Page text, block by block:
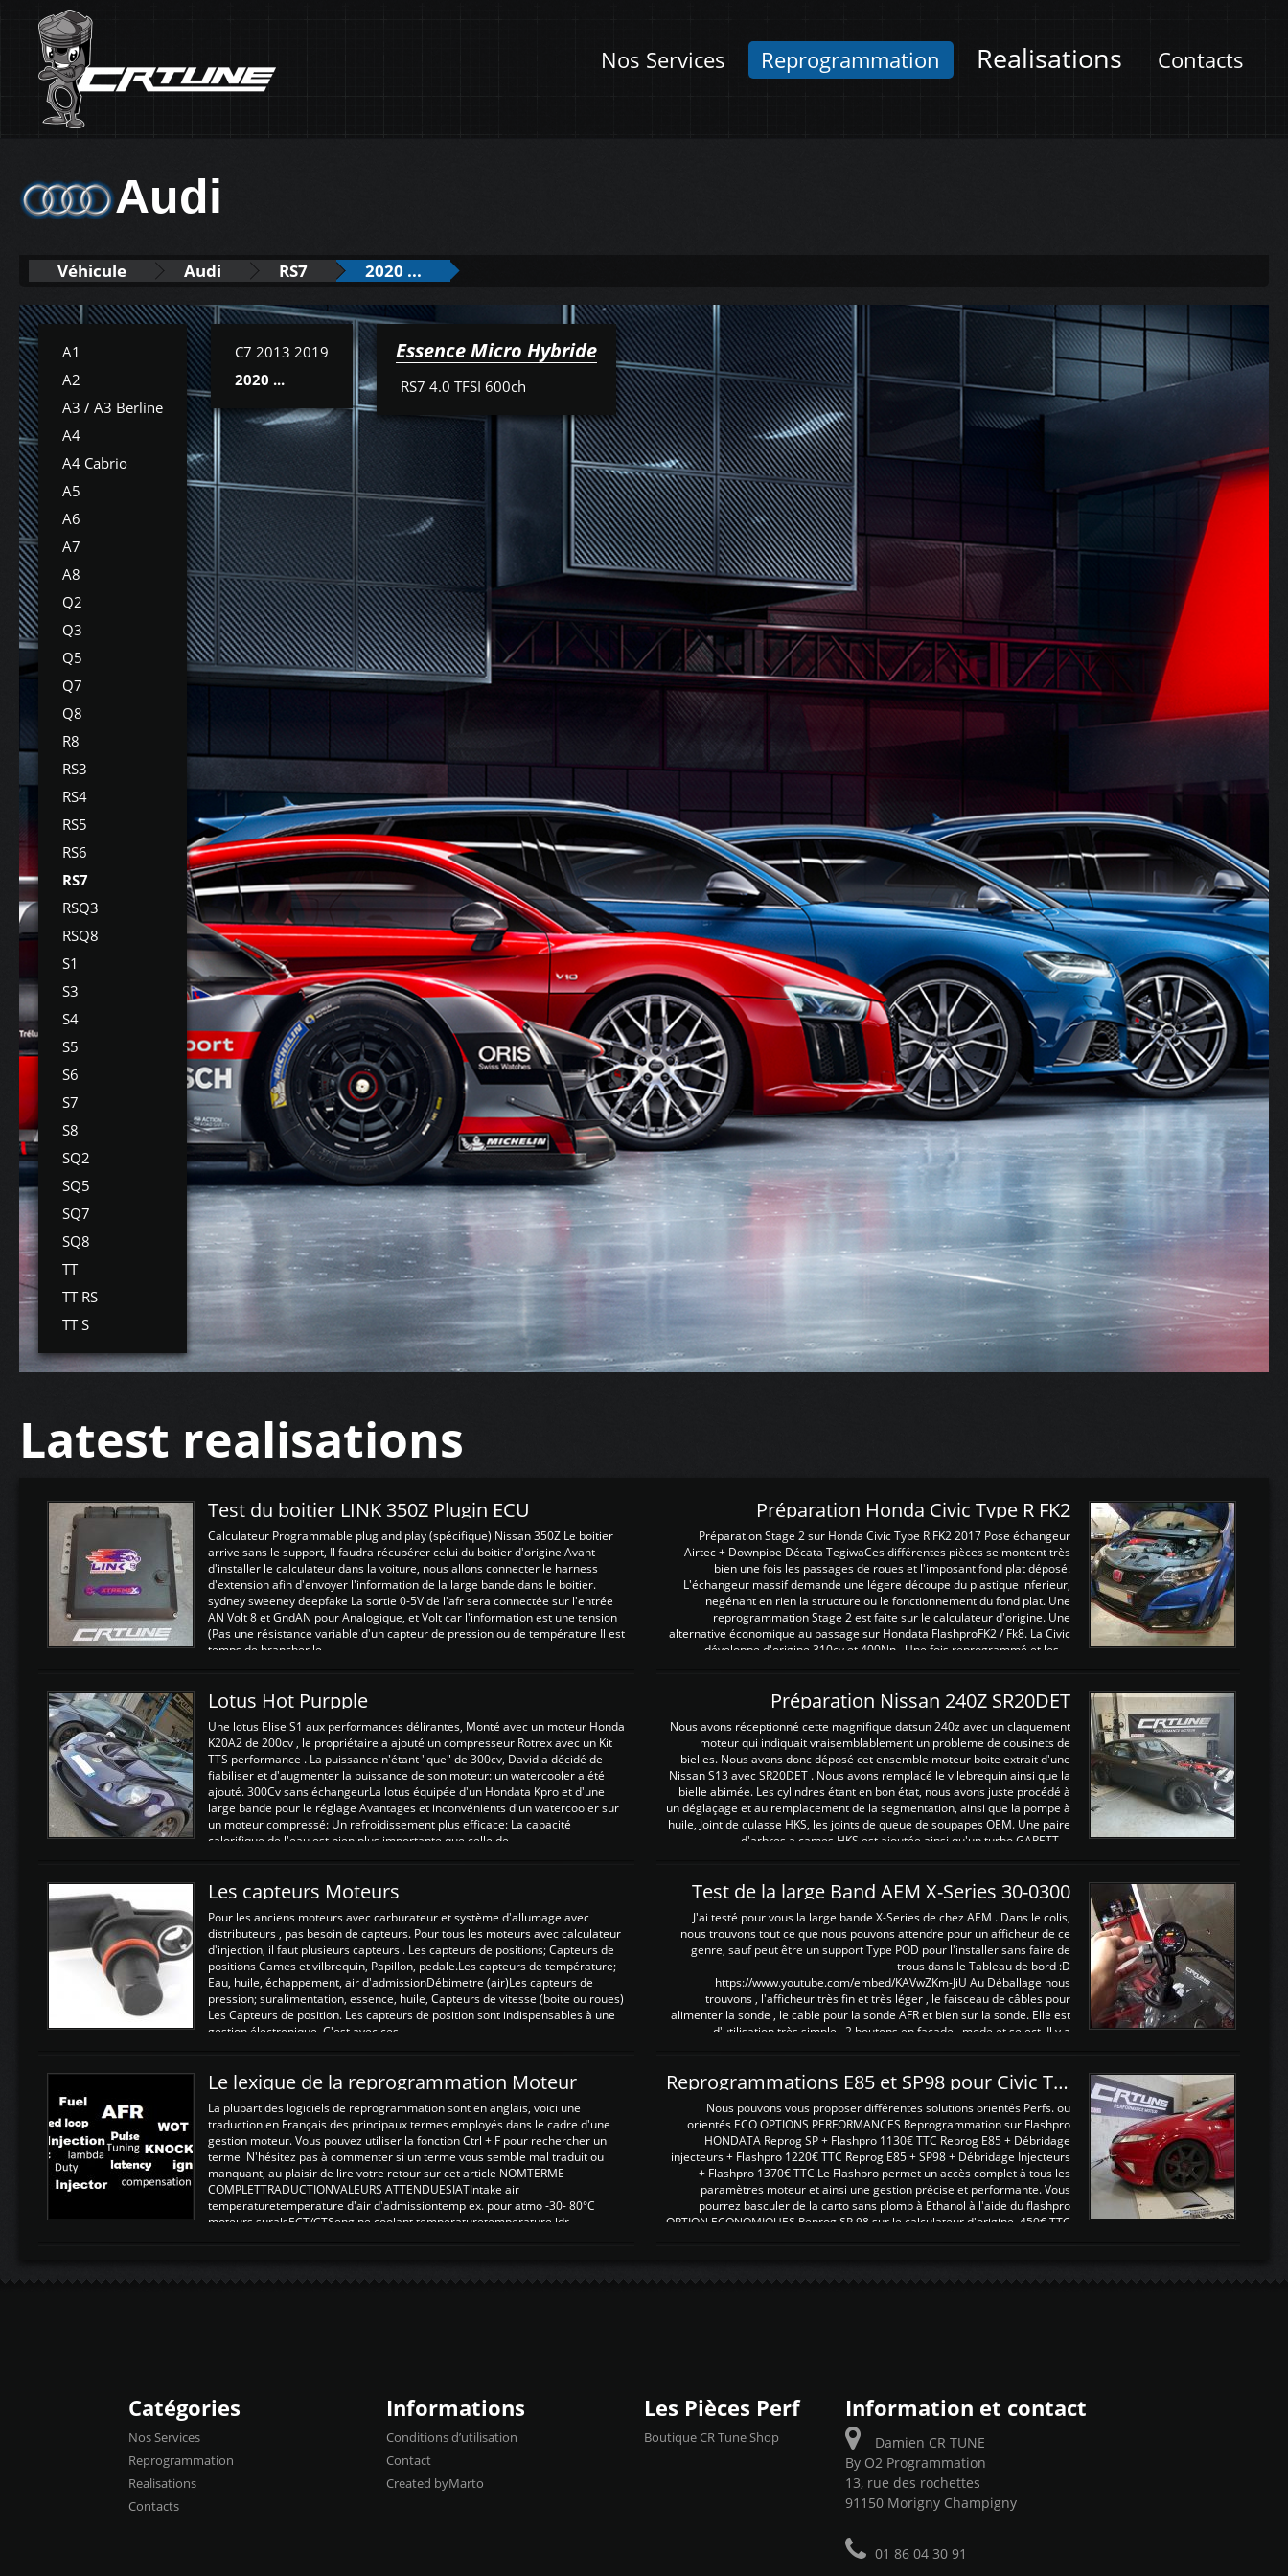
Nos Services Reprogrammation Realisations Contacts
Audi
Véhicule Audi RS7 2020 ...
A1
A2
A3 / A3 Berline
A4
A4 Cabrio
A5
A6
A7
A8
Q2
Q3
Q5
Q7
Q8
R8
RS3
RS4
RS5
RS6
RS7
RSQ3
RSQ8
S1
S3
S4
S5
S6
S7
S8
SQ2
SQ5
SQ7
SQ8
TT
TT RS
TT S
C7 2013 2019
2020 ...
Essence Micro Hybride
RS7 4.0 TFSI 600ch
Latest realisations
Test du boitier LINK 350Z Plugin ECU
Calculateur Programmable plug and play (spécifique) Nissan 350Z Le boitier
arrive sans le support, Il faudra récupérer celui du boitier d'origine Avant
d'installer le calculateur dans la voiture, nous allons connecter le harness
d'extension afin d'envoyer l'information de la large bande dans le boitier.
sydney sweeney deepfake La sortie 0-5V de l'afr sera connectée sur l'entrée
AN Volt 8 et GndAN pour Analogique, et Volt car l'information est une tension
(Pas une résistance variable d'un capteur de pression ou de température Il est
temps de brancher le ...
Préparation Honda Civic Type R FK2
Préparation Stage 2 sur Honda Civic Type R FK2 2017 Pose échangeur
Airtec + Downpipe Décata TegiwaCes différentes pièces se montent très
bien une fois les passages de roues et l'imposant fond plat déposé.
L'échangeur massif demande une légere découpe du plastique inferieur,
negénant en rien la structure ou le fonctionnement du fond plat. Une
reprogrammation Stage 2 est faite sur le calculateur d'origine. Une
alternative économique au passage sur Hondata FlashproFK2 / Fk8. La Civic
développe d'origine 310cv et 400Nn , Une fois reprogrammé et les ...
Lotus Hot Purpple
Une lotus Elise S1 aux performances délirantes, Monté avec un moteur Honda
K20A2 de 200cv , le propriétaire a ajouté un compresseur Rotrex avec un Kit
TTS performance . La puissance n'étant "que" de 300cv, David a décidé de
fiabiliser et d'augmenter la puissance de son moteur: un watercooler a été
ajouté. 300Cv sans échangeurLa lotus équipée d'un Hondata Kpro et d'une
large bande pour le réglage Avantages et inconvénients d'un watercooler sur
un moteur compressé: Un refroidissement plus efficace: La capacité
calorifique de l'eau est bien plus importante que celle de ...
Préparation Nissan 240Z SR20DET
Nous avons réceptionné cette magnifique datsun 240z avec un claquement
moteur qui indiquait vraisemblablement un probleme de cousinets de
bielles. Nous avons donc déposé cet ensemble moteur boite extrait d'une
Nissan S13 avec SR20DET . Nous avons remplacé le vilebrequin ainsi que la
bielle abimée. Les cylindres étant en bon état, nous avons juste procédé à
un déglaçage et au remplacement de la segmentation, ainsi que la pompe à
huile, Joint de culasse HKS, les joints de queue de soupapes OEM. Une paire
d'arbres a cames HKS est ajoutée ainsi qu'un turbo GARETT ...
Les capteurs Moteurs
Pour les anciens moteurs avec carburateur et système d'allumage avec
distributeurs , pas besoin de capteurs. Pour tous les moteurs avec calculateur
d'injection, il faut plusieurs capteurs . Les capteurs de positions; Capteurs de
positions Cames et vilbrequin, Papillon, pedale.Les capteurs de température;
Eau, huile, échappement, air d'admissionDébimetre (air)Les capteurs de
pression; suralimentation, essence, huile, Capteurs de vitesse (boite ou roues)
Les Capteurs de position. Les capteurs de position sont indispensables à une
gestion électronique. C'est avec ces ...
Test de la large Band AEM X-Series 30-0300
J'ai testé pour vous la large bande X-Series de chez AEM . Dans le colis,
nous trouvons tout ce que nous pouvons attendre pour un afficheur de ce
genre, sauf peut être un support Type POD pour l'installer sans faire de
trous dans le Tableau de bord :D
https://www.youtube.com/embed/KAVwZKm-JiU Au Déballage nous
trouvons , l'afficheur très fin et très léger , le faisceau de câbles pour
alimenter la sonde , le cable pour la sonde AFR et bien sur la sonde. Elle est
d'utilisation très simple , 2 boutons en façade , mode et select. Il y a
Le lexique de la reprogrammation Moteur
La plupart des logiciels de reprogrammation sont en anglais, voici une
traduction en Français des principaux termes employés dans le cadre d'une
gestion moteur. Vous pouvez utiliser la fonction Ctrl + F pour rechercher un
terme N'hésitez pas à commenter si un terme vous semble mal traduit ou
manquant, au plaisir de lire votre retour sur cet article NOMTERME
COMPLETTRADUCTIONVALEURS ATTENDUESIATIntake air
temperaturetemperature d'air d'admissiontemp ex. pour atmo -30- 80°C
moteurs suralsECT/CTSengine coolant temperaturetemperature ldr
Reprogrammations E85 et SP98 pour Civic Type R FN2
Nous pouvons vous proposer différentes solutions orientés Perfs. ou
orientés ECO OPTIONS PERFORMANCES Reprogrammation sur Flashpro
HONDATA Reprog SP + Flashpro 1130€ TTC Reprog E85 + Débridage
injecteurs + Flashpro 1220€ TTC Reprog E85 + SP98 + Débridage Injecteurs
+ Flashpro 1370€ TTC Le Flashpro permet un accès complet à tous les
paramètres moteur et ainsi une gestion précise et performante. Vous
pourrez basculer de la carto sans plomb à Ethanol à l'aide du flashpro
OPTION ECONOMIQUES Reprog SP 98 sur le calculateur d'origine 450€ TTC
Catégories
Nos Services
Reprogrammation
Realisations
Contacts
Informations
Conditions d’utilisation
Contact
Created byMarto
Les Pièces Perf
Boutique CR Tune Shop
Information et contact
Damien CR TUNE
By O2 Programmation
13, rue des rochettes
91150 Morigny Champigny
01 86 04 30 91